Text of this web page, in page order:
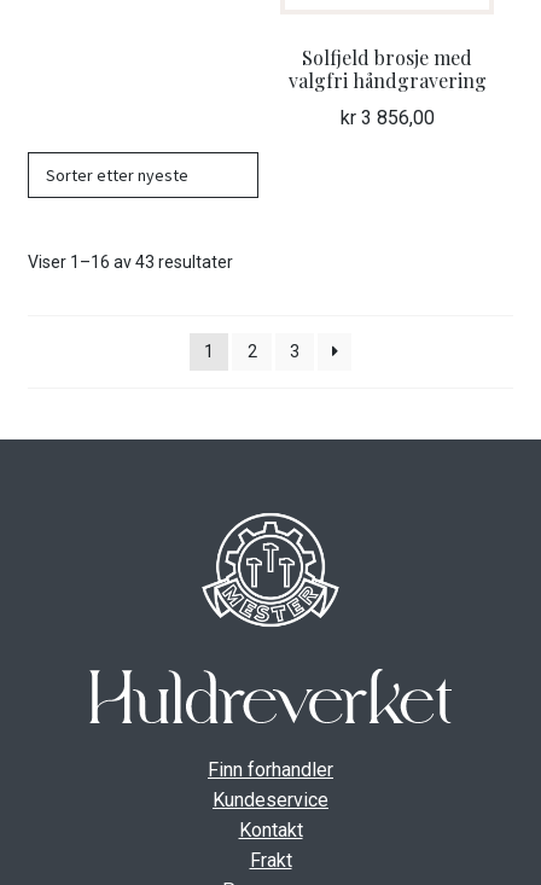
Solfjeld brosje med
valgfri håndgravering
kr3 856,00
Viser 1–16 av 43 resultaterSortert
1
2 3
Finn forhandler
Kundeservice
Kontakt
Frakt